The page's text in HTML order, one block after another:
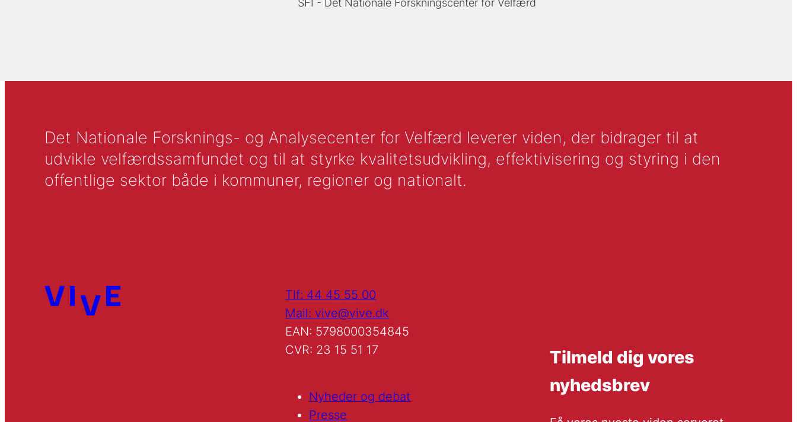
Det Nationale Forsknings- og Analysecenter for Velfærd leverer viden, der bidrager til at
udvikle velfærdssamfundet og til at styrke kvalitetsudvikling, effektivisering og styring i den
offentlige sektor både i kommuner, regioner og nationalt.
Tlf: 44 45 55 00
Mail: vive@vive.dk
EAN: 5798000354845
CVR: 23 15 51 17
Nyheder og debat
Presse
Tilmeld dig vores
nyhedsbrev